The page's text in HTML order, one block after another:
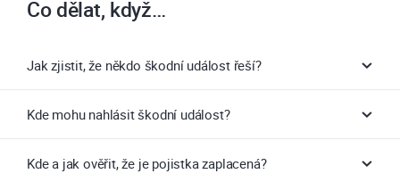
Co dělat, když…
Jak zjistit, že někdo škodní událost řeší?
Kde mohu nahlásit škodní událost?
Kde a jak ověřit, že je pojistka zaplacená?